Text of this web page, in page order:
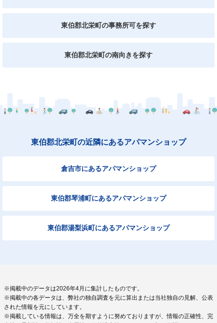
東伯郡北栄町の事務所可を探す
東伯郡北栄町の南向きを探す
東伯郡北栄町の近隣にあるアパマンショップ
倉吉市にあるアパマンショップ
東伯郡琴浦町にあるアパマンショップ
東伯郡湯梨浜町にあるアパマンショップ
※掲載中のデータは2026年4月に集計したものです。
※掲載中の各データは、弊社の独自調査を元に算出または当社独自の見解、公表
された情報を元にしています。
※掲載している情報は、万全を期すように努めておりますが、情報の正確性、完